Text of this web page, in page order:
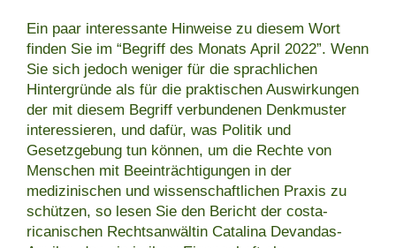
Ein paar interessante Hinweise zu diesem Wort
finden Sie im “Begriff des Monats April 2022”. Wenn
Sie sich jedoch weniger für die sprachlichen
Hintergründe als für die praktischen Auswirkungen
der mit diesem Begriff verbundenen Denkmuster
interessieren, und dafür, was Politik und
Gesetzgebung tun können, um die Rechte von
Menschen mit Beeinträchtigungen in der
medizinischen und wissenschaftlichen Praxis zu
schützen, so lesen Sie den Bericht der costa-
ricanischen Rechtsanwältin Catalina Devandas-